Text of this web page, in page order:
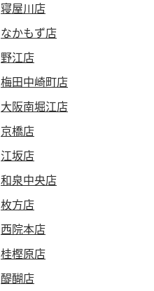
寝屋川店
なかもず店
野江店
梅田中崎町店
大阪南堀江店
京橋店
江坂店
和泉中央店
枚方店
西院本店
桂樫原店
醍醐店